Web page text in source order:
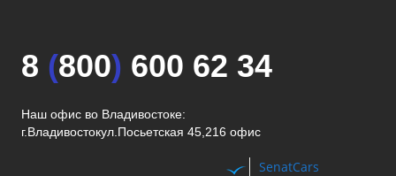
8 (800) 600 62 34
Наш офис во Владивостоке:
г.Владивостокул.Посьетская 45,216 офис
SenatCars